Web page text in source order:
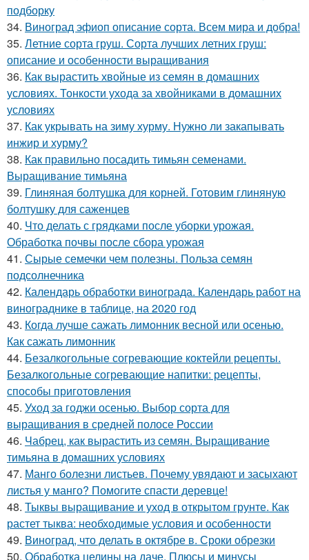
подборку
34. Виноград эфиоп описание сорта. Всем мира и добра!
35. Летние сорта груш. Сорта лучших летних груш:
описание и особенности выращивания
36. Как вырастить хвойные из семян в домашних
условиях. Тонкости ухода за хвойниками в домашних
условиях
37. Как укрывать на зиму хурму. Нужно ли закапывать
инжир и хурму?
38. Как правильно посадить тимьян семенами.
Выращивание тимьяна
39. Глиняная болтушка для корней. Готовим глиняную
болтушку для саженцев
40. Что делать с грядками после уборки урожая.
Обработка почвы после сбора урожая
41. Сырые семечки чем полезны. Польза семян
подсолнечника
42. Календарь обработки винограда. Календарь работ на
винограднике в таблице, на 2020 год
43. Когда лучше сажать лимонник весной или осенью.
Как сажать лимонник
44. Безалкогольные согревающие коктейли рецепты.
Безалкогольные согревающие напитки: рецепты,
способы приготовления
45. Уход за годжи осенью. Выбор сорта для
выращивания в средней полосе России
46. Чабрец, как вырастить из семян. Выращивание
тимьяна в домашних условиях
47. Манго болезни листьев. Почему увядают и засыхают
листья у манго? Помогите спасти деревце!
48. Тыквы выращивание и уход в открытом грунте. Как
растет тыква: необходимые условия и особенности
49. Виноград, что делать в октябре в. Сроки обрезки
50. Обработка целины на даче. Плюсы и минусы